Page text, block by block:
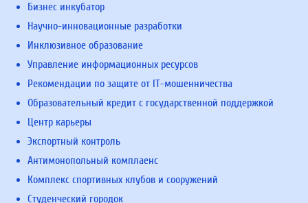
Бизнес инкубатор
Научно-инновационные разработки
Инклюзивное образование
Управление информационных ресурсов
Рекомендации по защите от IT-мошенничества
Образовательный кредит с государственной поддержкой
Центр карьеры
Экспортный контроль
Антимонопольный комплаенс
Комплекс спортивных клубов и сооружений
Студенческий городок